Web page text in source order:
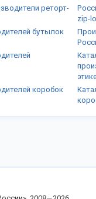
реторт-
zip-
бутылок
коробок